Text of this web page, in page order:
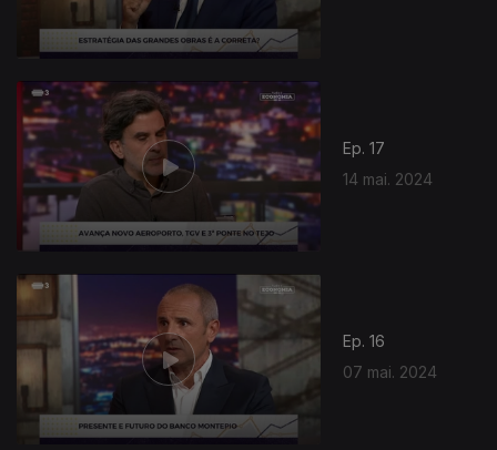
Ep. 17
14 mai. 2024
Ep. 16
07 mai. 2024